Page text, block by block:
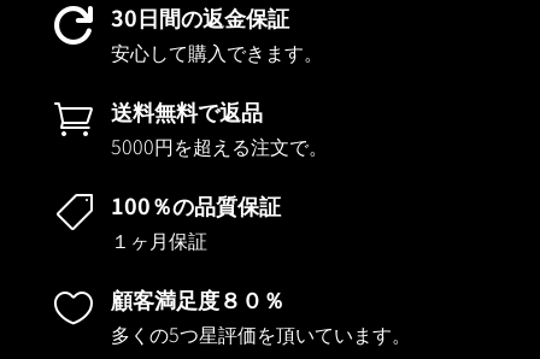
 30日間の返金保証
安心して購入できます。
 送料無料で返品
5000円を超える注文で。
 100％の品質保証
１ヶ月保証
 顧客満足度８０％
多くの5つ星評価を頂いています。